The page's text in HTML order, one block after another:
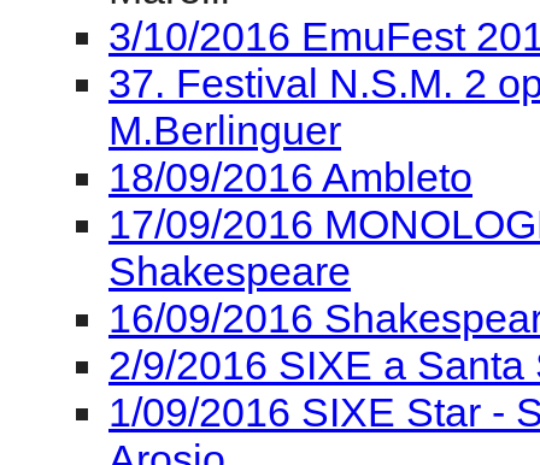
3/10/2016 EmuFest
37. Festival N.S.M. 2
M.Berlinguer
18/09/2016 Ambleto
17/09/2016
Shakespeare
16/09/2016
2/9/2016 SIXE a
1/09/2016 SIXE Star -